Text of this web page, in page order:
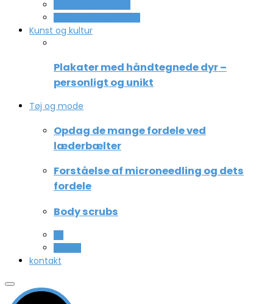
Kunst og kultur
Plakater med håndtegnede dyr –
personligt og unikt
Tøj og mode
Opdag de mange fordele ved
læderbælter
Forståelse af microneedling og dets
fordele
Body scrubs
kontakt